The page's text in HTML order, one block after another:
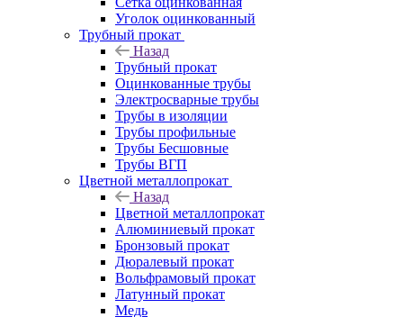
Уголок оцинкованный
Трубный прокат
Назад
Трубный прокат
Оцинкованные трубы
Электросварные трубы
Трубы в изоляции
Трубы профильные
Трубы Бесшовные
Трубы ВГП
Цветной металлопрокат
Назад
Цветной металлопрокат
Алюминиевый прокат
Бронзовый прокат
Дюралевый прокат
Вольфрамовый прокат
Латунный прокат
Медь